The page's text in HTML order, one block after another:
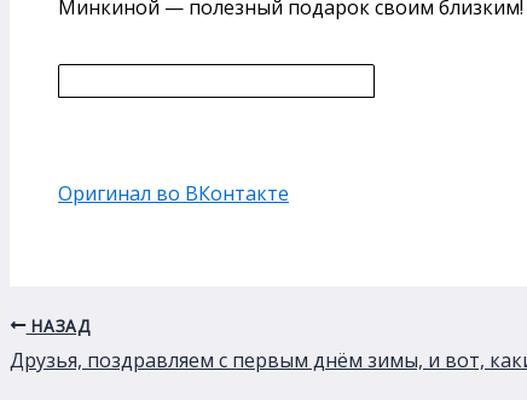
Минкиной — полезный подарок своим
Оригинал во ВКонтакте
НАЗАД
Друзья, поздравляем с первым днём зимы, и вот,